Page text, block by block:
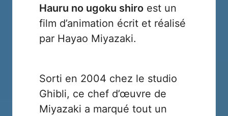
Hauru no ugoku shiro est un
film d’animation écrit et réalisé
par Hayao Miyazaki.
Sorti en 2004 chez le studio
Ghibli, ce chef d’œuvre de
Miyazaki a marqué tout un